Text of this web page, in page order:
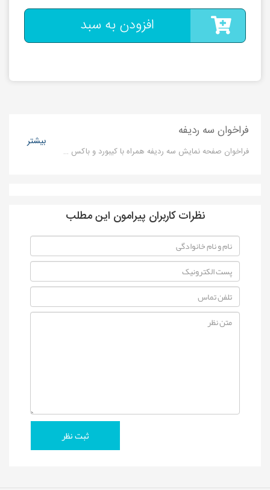
افزودن به سبد
فراخوان سه ردیفه
فراخوان صفحه نمایش سه ردیفه همراه با کیبورد و باکس صدا
بیشتر
نظرات کاربران پیرامون این مطلب